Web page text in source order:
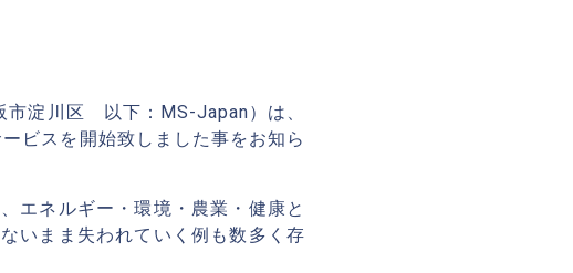
淀川区 以下：MS-Japan）は、
ビスを開始致しました事をお知ら
エネルギー・環境・農業・健康と
いまま失われていく例も数多く存